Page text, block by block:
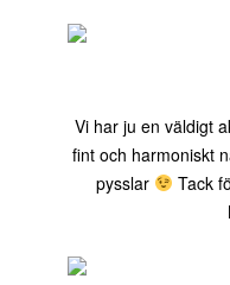
Vi har ju en väldigt
fint och harmoniskt
pysslar
Tack